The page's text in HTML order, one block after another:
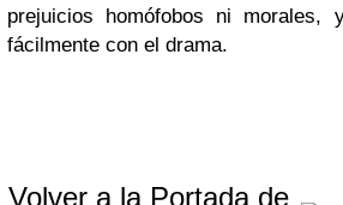
prejuicios homófobos ni morales,
fácilmente con el drama.
Volver a la Portada de